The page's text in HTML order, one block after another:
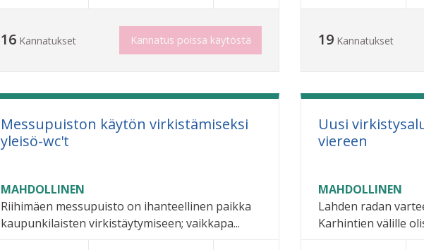
16 Kannatukset Kannatus poissa käytöstä 19 Kannatukset
Messupuiston käytön virkistämiseksi
yleisö-wc't
MAHDOLLINEN
Riihimäen messupuisto on ihanteellinen paikka
kaupunkilaisten virkistäytymiseen; vaikkapa...
Uusi
viereen
MAHDOLLINEN
Lahden radan
Karhintien välille